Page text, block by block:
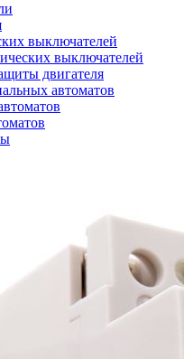
выключателей
выключателей
двигателя
автоматов